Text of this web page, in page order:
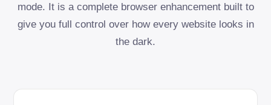
mode. It is a complete browser enhancement built to
give you full control over how every website looks in
the dark.